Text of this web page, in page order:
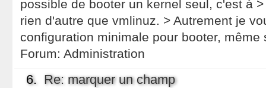
possible de booter un kernel seul, c'est à
rien d'autre que vmlinuz. > Autrement je
configuration minimale pour booter, même
Forum: Administration
6. Re: marquer un champ